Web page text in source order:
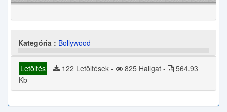
Kategória : Bollywood
Letöltés 122 Letöltések - 825 Hallgat -
564.93
Kb